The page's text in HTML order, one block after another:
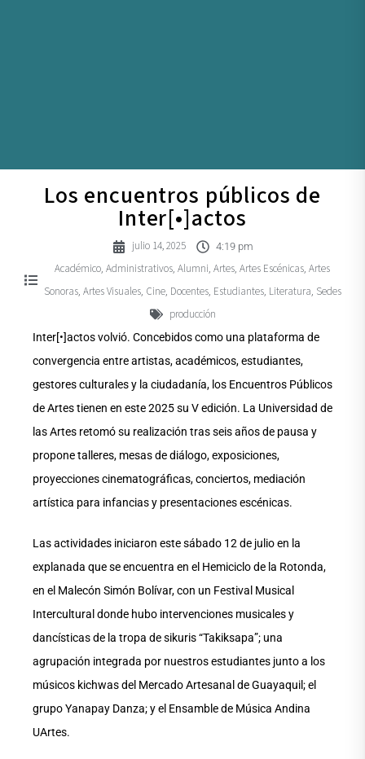
Los encuentros públicos de
Inter[•]actos
julio 14, 2025 4:19 pm
Académico, Administrativos, Alumni, Artes, Artes Escénicas, Artes
Sonoras, Artes Visuales, Cine, Docentes, Estudiantes, Literatura, Sedes
producción
Inter[•]actos volvió. Concebidos como una plataforma de
convergencia entre artistas, académicos, estudiantes,
gestores culturales y la ciudadanía, los Encuentros Públicos
de Artes tienen en este 2025 su V edición. La Universidad de
las Artes retomó su realización tras seis años de pausa y
propone talleres, mesas de diálogo, exposiciones,
proyecciones cinematográficas, conciertos, mediación
artística para infancias y presentaciones escénicas.
Las actividades iniciaron este sábado 12 de julio en la
explanada que se encuentra en el Hemiciclo de la Rotonda,
en el Malecón Simón Bolívar, con un Festival Musical
Intercultural donde hubo intervenciones musicales y
dancísticas de la tropa de sikuris “Takiksapa”; una
agrupación integrada por nuestros estudiantes junto a los
músicos kichwas del Mercado Artesanal de Guayaquil; el
grupo Yanapay Danza; y el Ensamble de Música Andina
UArtes.